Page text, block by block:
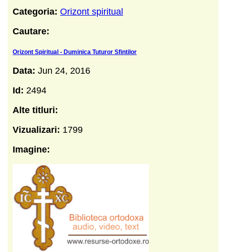
Categoria: Orizont spiritual
Cautare:
Orizont Spiritual - Duminica Tuturor Sfintilor
Data: Jun 24, 2016
Id: 2494
Alte titluri:
Vizualizari: 1799
Imagine: